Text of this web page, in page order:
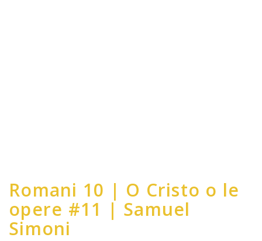
Romani 10 | O Cristo o le
opere #11 | Samuel
Simoni